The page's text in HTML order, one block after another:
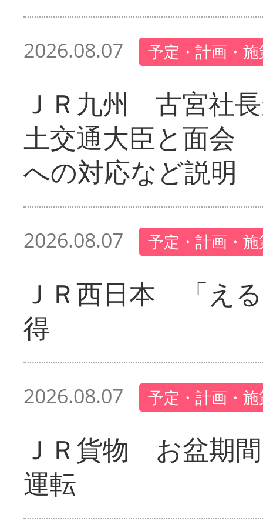
2026.08.07 予定・計画・
ＪＲ九州 古宮社
土交通大臣と面会
への対応など説明
2026.08.07 予定・計画・
ＪＲ西日本 「え
得
2026.08.07 予定・計画・
ＪＲ貨物 お盆期
運転